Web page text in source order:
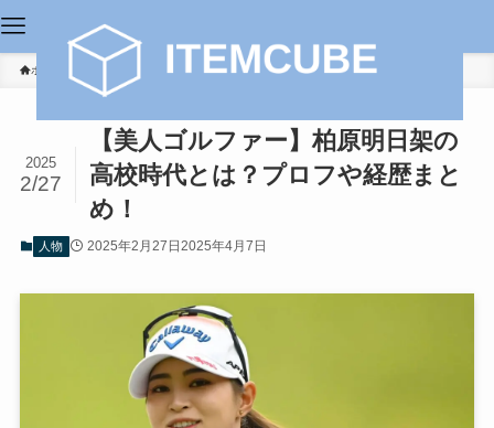
ホーム
【美人ゴルファー】柏原明日架の
高校時代とは？プロフや経歴まと
め！
2025
2/27
人物 2025年2月27日 2025年4月7日